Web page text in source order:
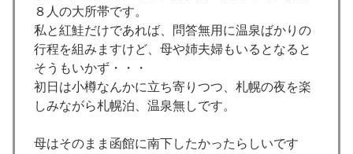
８人の大所帯です。
私と紅鮭だけであれば、問答無用に温泉ばかりの
行程を組みますけど、母や姉夫婦もいるとなると
そうもいかず・・・
初日は小樽なんかに立ち寄りつつ、札幌の夜を楽
しみながら札幌泊、温泉無しです。
母はそのまま函館に南下したかったらしいです